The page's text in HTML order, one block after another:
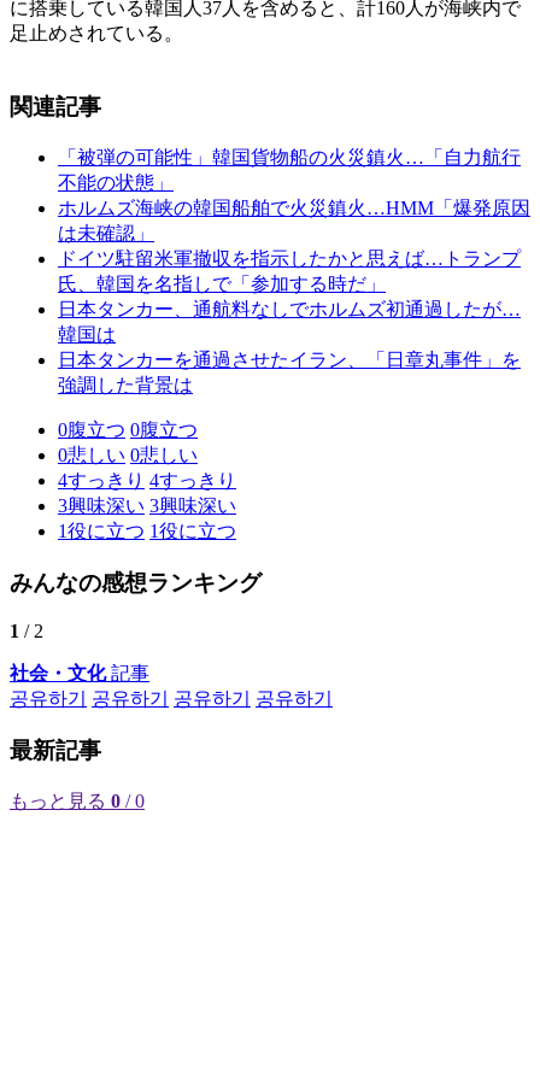
に搭乗している韓国人37人を含めると、計160人が海峡内で
足止めされている。
関連記事
「被弾の可能性」韓国貨物船の火災鎮火…「自力航行
不能の状態」
ホルムズ海峡の韓国船舶で火災鎮火…HMM「爆発原因
は未確認」
ドイツ駐留米軍撤収を指示したかと思えば…トランプ
氏、韓国を名指しで「参加する時だ」
日本タンカー、通航料なしでホルムズ初通過したが…
韓国は
日本タンカーを通過させたイラン、「日章丸事件」を
強調した背景は
0腹立つ 0腹立つ
0悲しい 0悲しい
4すっきり 4すっきり
3興味深い 3興味深い
1役に立つ 1役に立つ
みんなの感想ランキング
1 / 2
社会・文化記事
공유하기
공유하기 공유하기 공유하기
最新記事
もっと見る 0 / 0